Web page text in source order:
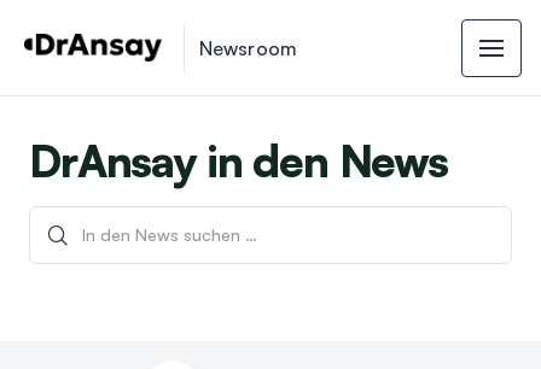
Newsroom
DrAnsay in den News